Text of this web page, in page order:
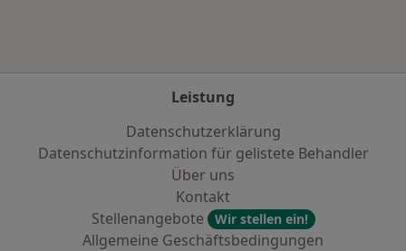
Leistung
Datenschutzerklärung
Datenschutzinformation für gelistete Behandler
Über uns
Kontakt
Stellenangebote
Wir stellen ein!
Allgemeine Geschäftsbedingungen